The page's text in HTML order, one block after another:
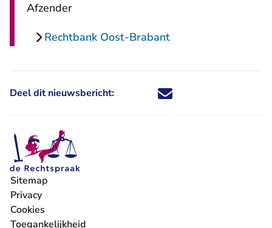
Afzender
Rechtbank Oost-Brabant
Deel dit nieuwsbericht: Deel dit nieuwsbericht via X -
Deel dit nieuwsbericht via
Deel dit nieuwsbericht
Deel dit
Sitemap
Privacy
Cookies
Toegankelijkheid